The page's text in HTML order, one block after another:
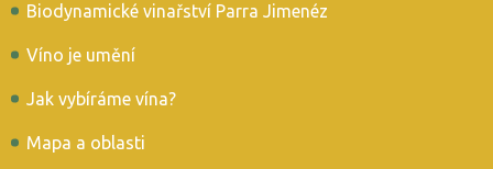
Biodynamické vinařství Parra Jimenéz
Víno je umění
Jak vybíráme vína?
Mapa a oblasti